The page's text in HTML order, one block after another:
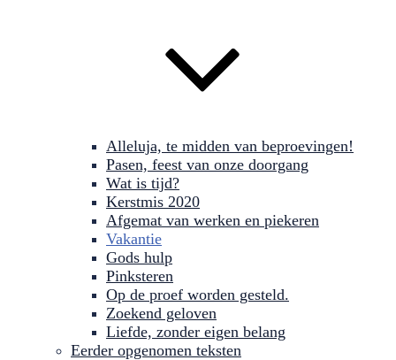
Alleluja, te midden van beproevingen!
Pasen, feest van onze doorgang
Wat is tijd?
Kerstmis 2020
Afgemat van werken en piekeren
Vakantie
Gods hulp
Pinksteren
Op de proef worden gesteld.
Zoekend geloven
Liefde, zonder eigen belang
Eerder opgenomen teksten